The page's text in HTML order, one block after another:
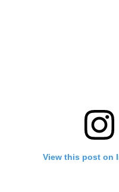
View this post on